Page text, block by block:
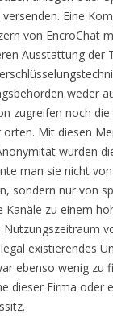
versenden. Eine
von EncroChat
Ausstattung der
weder
zugreifen noch die
orten. Mit diesen
wurden
man sie nicht
sondern nur von
Kanäle zu einem
Nutzungszeitraum
existierendes
ebenso wenig zu
dieser Firma oder